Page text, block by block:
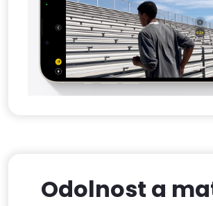
Odolnost a